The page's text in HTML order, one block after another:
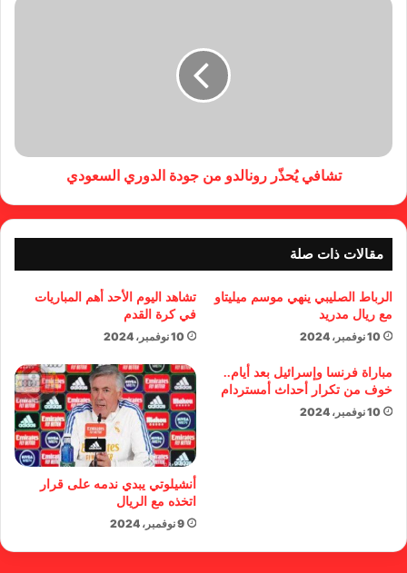
تشافي يُحذّر رونالدو من جودة الدوري السعودي
مقالات ذات صلة
الرباط الصليبي ينهي موسم ميليتاو
مع ريال مدريد
10 نوفمبر، 2024
تشاهد اليوم الأحد أهم المباريات
في كرة القدم
10 نوفمبر، 2024
مباراة فرنسا وإسرائيل بعد أيام..
خوف من تكرار أحداث أمستردام
10 نوفمبر، 2024
أنشيلوتي يبدي ندمه على قرار
اتخذه مع الريال
9 نوفمبر، 2024